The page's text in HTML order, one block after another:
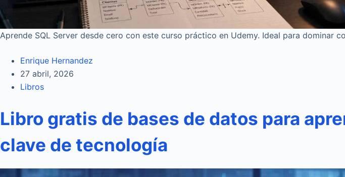
Aprende SQL Server desde cero con este curso práctico en Udemy. Ideal para dominar
Enrique Hernandez
27 abril, 2026
Libros
Libro gratis de bases de datos para
clave de tecnología